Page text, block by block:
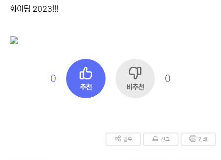
화이팅 2023!!!
0
추천 비추천
0
공유 신고 인쇄